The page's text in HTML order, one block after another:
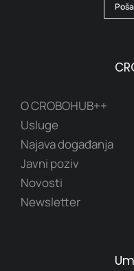
O CROBOHUB++
Usluge
Najava događanja
Javni poziv
Novosti
Newsletter